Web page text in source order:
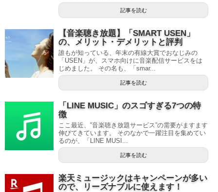
記事を読む
【音楽聴き放題】「SMART USEN」
の、メリット・デメリットと評判
誰もが知っている、年末の有線大賞でおなじみの
「USEN」が、スマホ向けに音楽配信サービスをは
じめました。 その名も、「smar...
記事を読む
「LINE MUSIC」のスゴすぎる7つの特
徴
ここ最近、”音楽聴き放題サービス”の需要がますます
伸びてきています。 そのなかで一躍注目を集めてい
るのが、「LINE MUSI...
記事を読む
楽天ミュージックはキャンペーンが多い
ので、リーズナブルに使えます！